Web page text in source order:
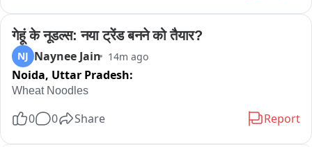
गेहूं के नूडल्स: नया ट्रेंड बनने को तैयार?
NJ Naynee Jain 14m ago
Noida, Uttar Pradesh:
Wheat Noodles
0 0 Share Report